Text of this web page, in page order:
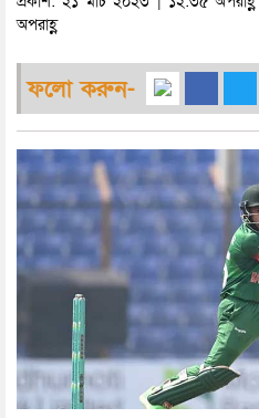
অপরাহ্ণ
ফলো করুন-